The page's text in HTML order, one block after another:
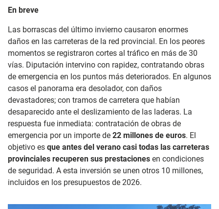
En breve
Las borrascas del último invierno causaron enormes
daños en las carreteras de la red provincial. En los peores
momentos se registraron cortes al tráfico en más de 30
vías. Diputación intervino con rapidez, contratando obras
de emergencia en los puntos más deteriorados. En algunos
casos el panorama era desolador, con daños
devastadores; con tramos de carretera que habían
desaparecido ante el deslizamiento de las laderas. La
respuesta fue inmediata: contratación de obras de
emergencia por un importe de 22 millones de euros. El
objetivo es que antes del verano casi todas las carreteras
provinciales recuperen sus prestaciones en condiciones
de seguridad. A esta inversión se unen otros 10 millones,
incluidos en los presupuestos de 2026.